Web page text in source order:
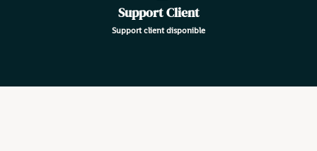
Support Client
Support client disponible